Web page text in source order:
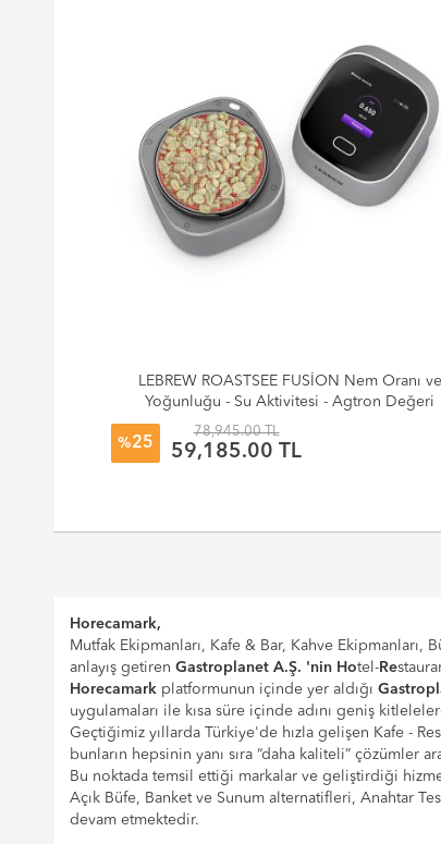
LEBREW ROASTSEE FUSİON Nem Oranı ve
Yoğunluğu - Su Aktivitesi - Agtron Değeri
%25
78,945.00 TL
59,185.00 TL
Horecamark,
Mutfak Ekipmanları, Kafe & Bar, Kahve
anlayış getiren Gastroplanet A.Ş. 'nin Hotel-Re
Horecamark platformunun içinde yer aldığı
uygulamaları ile kısa süre içinde adını geniş
Geçtiğimiz yıllarda Türkiye'de hızla gelişen Kafe -
bunların hepsinin yanı sıra “daha kaliteli” çözümler
Bu noktada temsil ettiği markalar ve geliştirdiği
Açık Büfe, Banket ve Sunum alternatifleri, Anahtar
devam etmektedir.